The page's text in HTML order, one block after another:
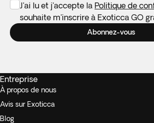
J'ai lu et j'accepte la Politique de
souhaite m'inscrire à Exoticca GO
Abonnez-vous
Entreprise
À propos de nous
Avis sur Exoticca
Blog